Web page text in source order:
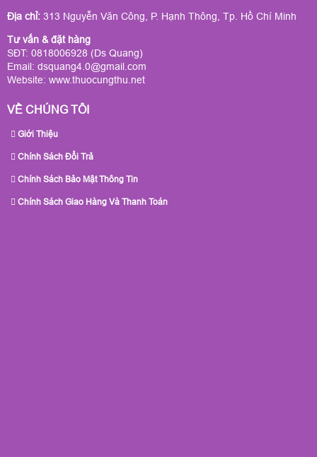
Địa chỉ: 313 Nguyễn Văn Công, P. Hạnh Thông, Tp. Hồ Chí Minh
Tư vấn & đặt hàng
SĐT: 0818006928 (Ds Quang)
Email: dsquang4.0@gmail.com
Website: www.thuocungthu.net
VỀ CHÚNG TÔI
Giới Thiệu
Chính Sách Đổi Trả
Chính Sách Bảo Mật Thông Tin
Chính Sách Giao Hàng Và Thanh Toán